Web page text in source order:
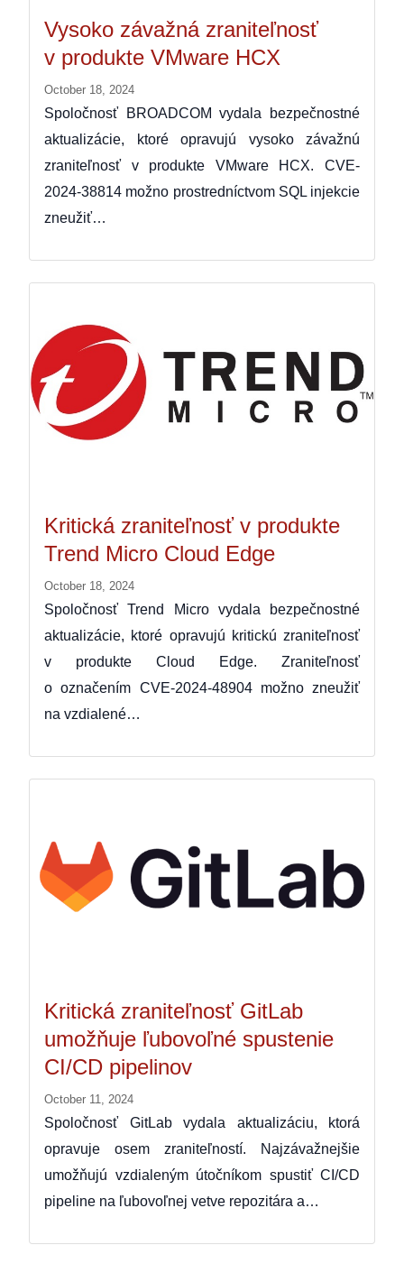
Vysoko závažná zraniteľnosť
v produkte VMware HCX
October 18, 2024
Spoločnosť BROADCOM vydala bezpečnostné
aktualizácie, ktoré opravujú vysoko závažnú
zraniteľnosť v produkte VMware HCX. CVE-
2024-38814 možno prostredníctvom SQL injekcie
zneužiť…
Kritická zraniteľnosť v produkte
Trend Micro Cloud Edge
October 18, 2024
Spoločnosť Trend Micro vydala bezpečnostné
aktualizácie, ktoré opravujú kritickú zraniteľnosť
v produkte Cloud Edge. Zraniteľnosť
o označením CVE-2024-48904 možno zneužiť
na vzdialené…
Kritická zraniteľnosť GitLab
umožňuje ľubovoľné spustenie
CI/CD pipelinov
October 11, 2024
Spoločnosť GitLab vydala aktualizáciu, ktorá
opravuje osem zraniteľností. Najzávažnejšie
umožňujú vzdialeným útočníkom spustiť CI/CD
pipeline na ľubovoľnej vetve repozitára a…